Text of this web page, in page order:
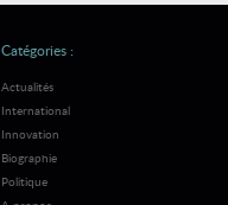
Catégories :
Actualités
International
Innovation
Biographie
Politique